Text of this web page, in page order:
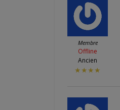
Membre
Offline
Ancien
★★★★